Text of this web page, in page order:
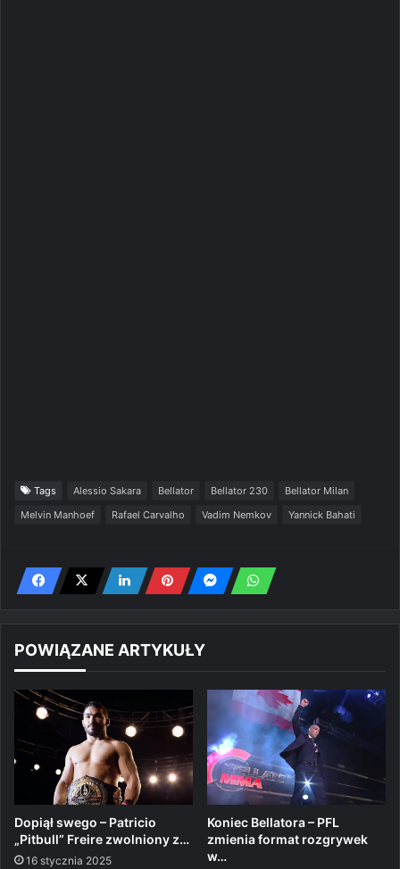
Tags Alessio Sakara Bellator Bellator 230
Bellator Milan
Melvin Manhoef
Rafael Carvalho Vadim Nemkov Yannick Bahati
POWIĄZANE ARTYKUŁY
Dopiął swego – Patricio
„Pitbull” Freire zwolniony z…
16 stycznia 2025
Koniec Bellatora – PFL
zmienia format rozgrywek
w…